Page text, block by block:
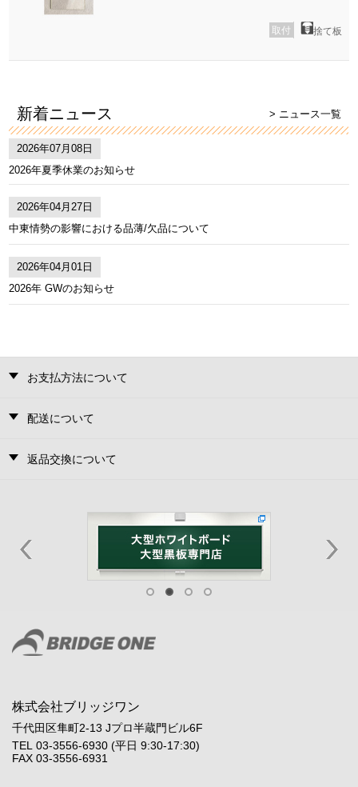
取付 捨て板
新着ニュース > ニュース一覧
2026年07月08日
2026年夏季休業のお知らせ
2026年04月27日
中東情勢の影響における品薄/欠品について
2026年04月01日
2026年 GWのお知らせ
お支払方法について
配送について
返品交換について
株式会社ブリッジワン
千代田区隼町2-13 Jプロ半蔵門ビル6F
TEL 03-3556-6930 (平日 9:30-17:30)
FAX 03-3556-6931